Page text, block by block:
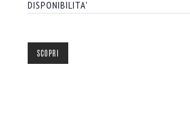
DISPONIBILITA'
SCOPRI